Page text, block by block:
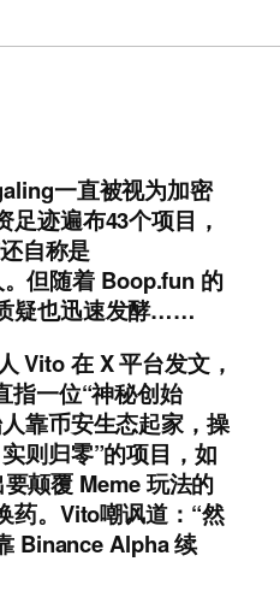
一直被视为加密
迹遍布43个项目，
自称是
但随着 Boop.fun 的
疑也迅速发酵……
Vito 在 X 平台发文，
指一位“神秘创始
靠币安生态起家，操
则归零”的项目，如
颠覆 Meme 玩法的
药。Vito嘲讽道：“然
Binance Alpha 续